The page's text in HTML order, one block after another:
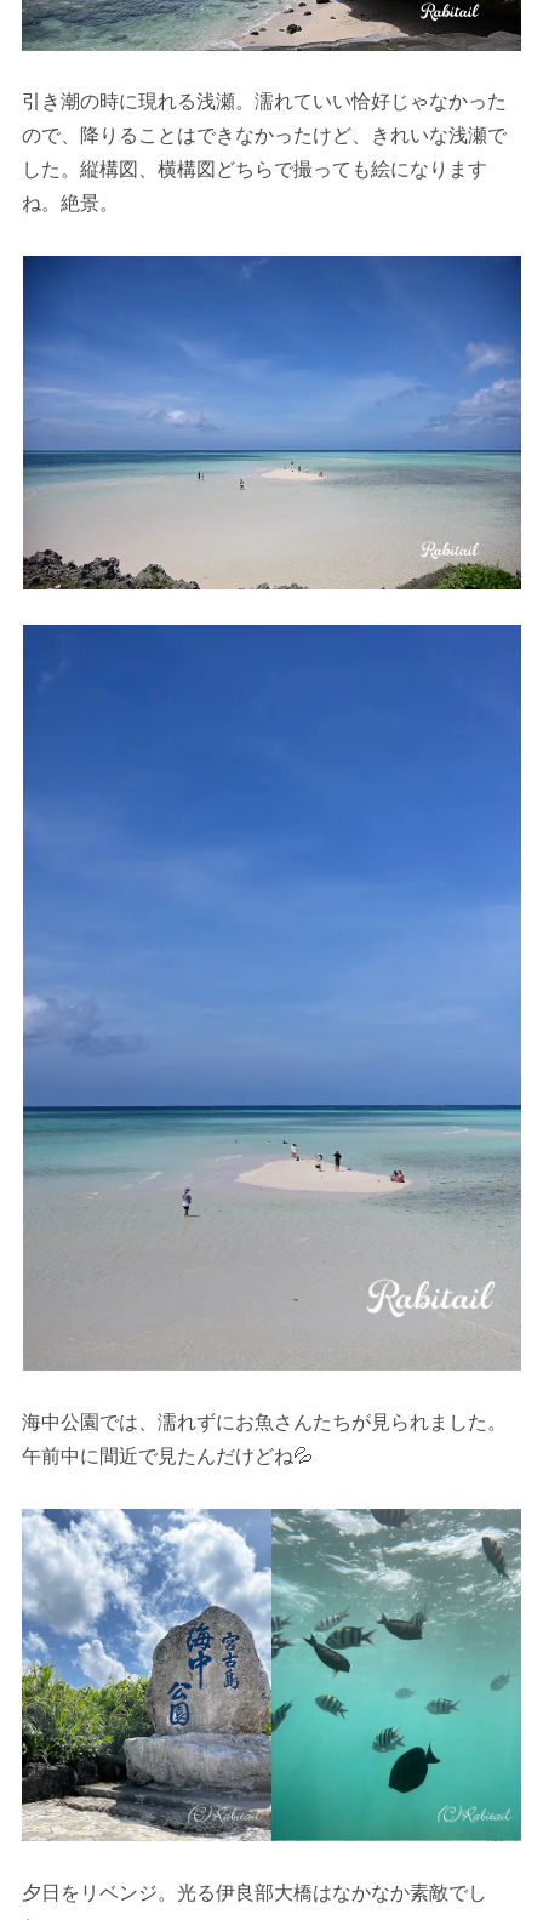
引き潮の時に現れる浅瀬。濡れていい恰好じゃなかった
ので、降りることはできなかったけど、きれいな浅瀬で
した。縦構図、横構図どちらで撮っても絵になります
ね。絶景。
海中公園では、濡れずにお魚さんたちが見られました。
午前中に間近で見たんだけどね💦
夕日をリベンジ。光る伊良部大橋はなかなか素敵でし